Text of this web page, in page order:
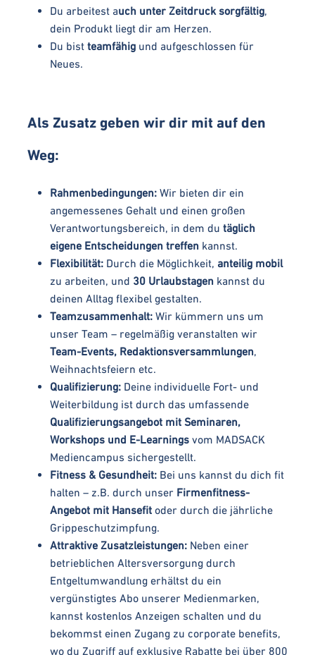
Du arbeitest auch unter Zeitdruck sorgfältig,
dein Produkt liegt dir am Herzen.
Du bist teamfähig und aufgeschlossen für
Neues.
Als Zusatz geben wir dir mit auf den
Weg:
Rahmenbedingungen: Wir bieten dir ein
angemessenes Gehalt und einen großen
Verantwortungsbereich, in dem du täglich
eigene Entscheidungen treffen kannst.
Flexibilität: Durch die Möglichkeit, anteilig mobil
zu arbeiten, und 30 Urlaubstagen kannst du
deinen Alltag flexibel gestalten.
Teamzusammenhalt: Wir kümmern uns um
unser Team – regelmäßig veranstalten wir
Team-Events, Redaktionsversammlungen
Weihnachtsfeiern etc.
Qualifizierung: Deine individuelle Fort- und
Weiterbildung ist durch das umfassende
Qualifizierungsangebot mit Seminaren,
Workshops und E-Learnings vom MADSACK
Mediencampus sichergestellt.
Fitness & Gesundheit: Bei uns kannst du dich fit
halten – z.B. durch unser Firmenfitness-
Angebot mit Hansefit oder durch die jährliche
Grippeschutzimpfung.
Attraktive Zusatzleistungen: Neben einer
betrieblichen Altersversorgung durch
Entgeltumwandlung erhältst du ein
vergünstigtes Abo unserer Medienmarken,
kannst kostenlos Anzeigen schalten und du
bekommst einen Zugang zu corporate benefits,
wo du Zugriff auf exklusive Rabatte bei über 800